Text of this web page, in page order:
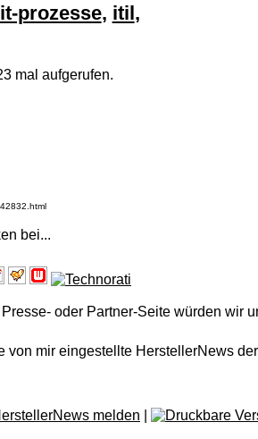
it-prozesse, itil,
mal aufgerufen.
bei...
oder Partner-Seite würden wir
von mir eingestellte HerstellerNews
melden